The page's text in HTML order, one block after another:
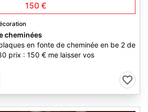
150 €
cheminées
en fonte de cheminée en be 2 de
prix : 150 € me laisser vos